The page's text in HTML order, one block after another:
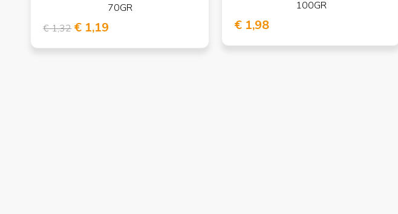
70GR
€ 1,32 € 1,19
100GR
€ 1,98